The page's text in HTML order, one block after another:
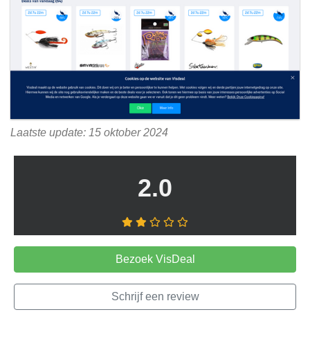
Laatste update: 15 oktober 2024
2.0
Bezoek VisDeal
Schrijf een review